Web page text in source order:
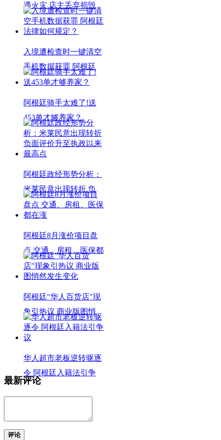
遇火灾 店主丢弃损毁
入境遭检查时一键清空
手机数据获罪 阿根廷
阿根廷骑手太难了!送
453单才够养家？
阿根廷政经形势分析：
米莱民意出现转折 负
阿根廷8月涨价项目盘
点 交通、房租、医保都
阿根廷"华人百货店"现
象引热议 商业版图悄
华人超市老板逆转驱逐
令 阿根廷入籍法引争
最新评论
评论